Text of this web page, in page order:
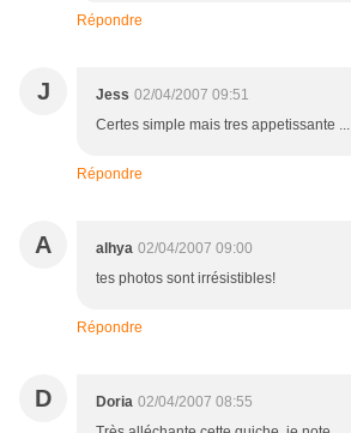
Répondre
J Jess 02/04/2007 09:51
Certes simple mais tres appetissante ...
Répondre
A alhya 02/04/2007 09:00
tes photos sont irrésistibles!
Répondre
D Doria 02/04/2007 08:55